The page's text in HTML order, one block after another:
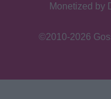
Monetized by
©2010-2026